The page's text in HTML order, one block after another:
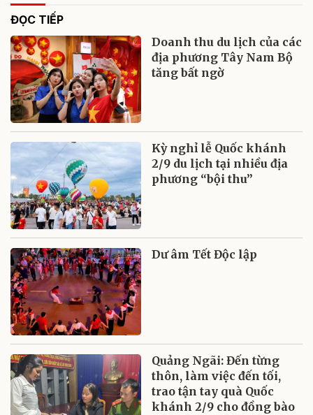
ĐỌC TIẾP
Doanh thu du lịch của các
địa phương Tây Nam Bộ
tăng bất ngờ
Kỳ nghỉ lễ Quốc khánh
2/9 du lịch tại nhiều địa
phương “bội thu”
Dư âm Tết Độc lập
Quảng Ngãi: Đến từng
thôn, làm việc đến tối,
trao tận tay quà Quốc
khánh 2/9 cho đồng bào